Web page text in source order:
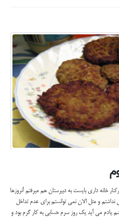
خانه داری بایست به دبیرستان هم میرفتم آنروزها
نداشتم و مثل الان نمی توانستم برای عدم تداخل
یادم می آید یک روز سرم حسابی به کار گرم بود و